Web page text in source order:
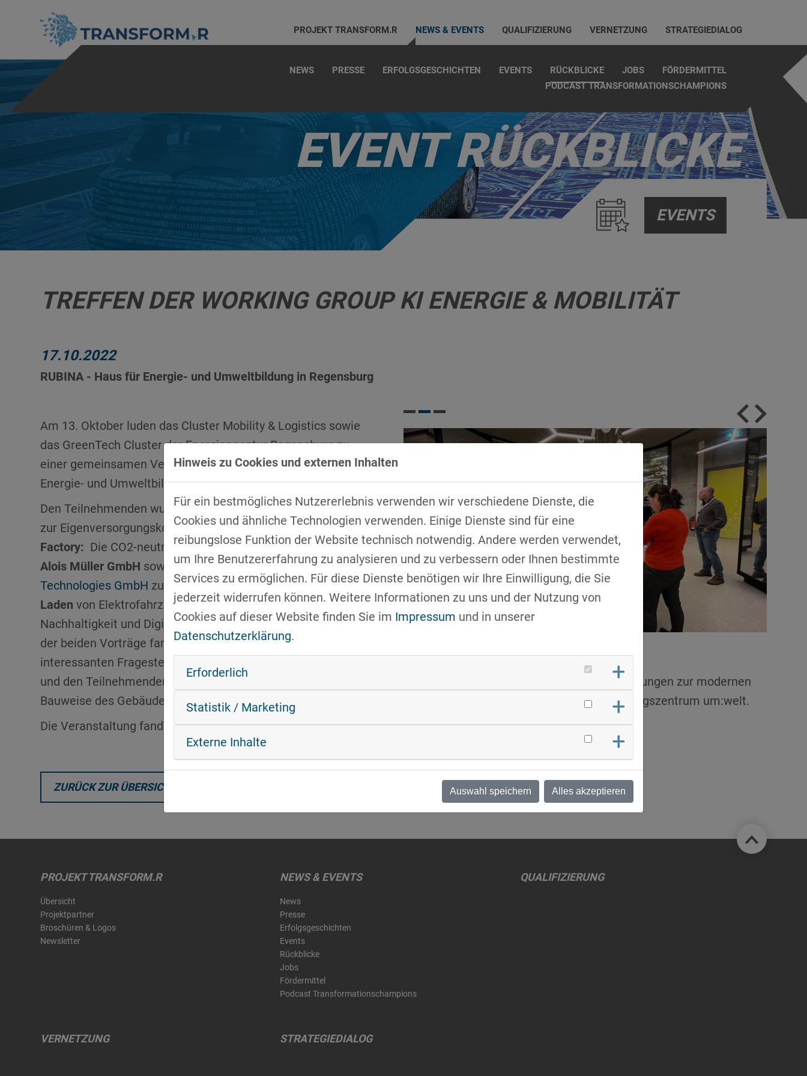
PROJEKT TRANSFORM.R NEWS & EVENTS
NEWS PRESSE ERFOLGSGESCHICHTEN EVENTS RÜCKBLICKE JOBS
FÖRDERMITTEL
PODCAST TRANSFORMATIONSCHAMPIONS
QUALIFIZIERUNG VERNETZUNG STRATEGIEDIALOG
EVENT RÜCKBLICKE
EVENTS
TREFFEN DER WORKING GROUP KI ENERGIE & MOBILITÄT
17.10.2022
RUBINA - Haus für Energie- und Umweltbildung in Regensburg
Am 13. Oktober luden das Cluster Mobility & Logistics sowie
das GreenTech Cluster der Energieagentur Regensburg zu
einer gemeinsamen Veranstaltung im RUBINA, dem Haus für
Energie- und Umweltbildung in Regensburg, ein.
Den Teilnehmenden wurden zwei spannende Themen, einmal
zur Eigenversorgungskonzepte im Unternehmen –Green
Factory: Die CO2-neutrale Fabrik“ vonMarkus Heigele, der
Alois Müller GmbH sowie vonStephan Röß, derAI Charge
Technologies GmbH zu
KI Anwendungen für bidirektionales
Laden von Elektrofahrzeugen mit dem Zusammenspiel von
Nachhaltigkeit und Digitalisierung vorgetragen. Im Anschluss
der beiden Vorträge fand eine lebhafte Diskussion mit vielen
interessanten Fragestellungen zwischen den Vortragenden
und den Teilnehmenden statt. Den Abschluss der Veranstaltung bildete die Führung durch das RUBINA mit Erklärungen zur modernen
Bauweise des Gebäudes nach neuesten Gebäude- und Energiestandards sowie die Vorstellung des Energiebildungszentrum um:welt.
Die Veranstaltung fand im Rahmen der Working Group KI Energie & Mobilität statt.
ZURÜCK ZUR ÜBERSICHT
PROJEKT TRANSFORM.R
Übersicht
Projektpartner
Broschüren & Logos
Newsletter
NEWS & EVENTS
News
Presse
Erfolgsgeschichten
Events
Rückblicke
Jobs
Fördermittel
Podcast Transformationschampions
QUALIFIZIERUNG
VERNETZUNG STRATEGIEDIALOG
Hinweis zu Cookies und externen Inhalten
Für ein bestmögliches Nutzererlebnis verwenden wir verschiedene Dienste, die
Cookies und ähnliche Technologien verwenden. Einige Dienste sind für eine
reibungslose Funktion der Website technisch notwendig. Andere werden verwendet,
um Ihre Benutzererfahrung zu analysieren und zu verbessern oder Ihnen bestimmte
Services zu ermöglichen. Für diese Dienste benötigen wir Ihre Einwilligung, die Sie
jederzeit widerrufen können. Weitere Informationen zu uns und der Nutzung von
Cookies auf dieser Website finden Sie im Impressum und in unserer
Datenschutzerklärung.
Erforderlich
Statistik / Marketing
Externe Inhalte
Auswahl speichern Alles akzeptieren